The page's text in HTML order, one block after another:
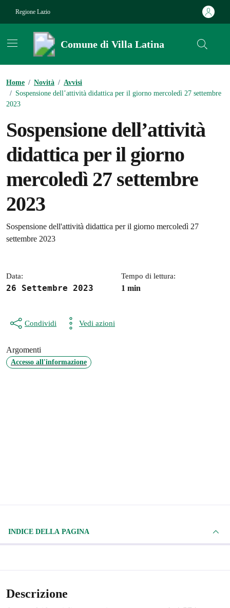
Regione Lazio
Comune di Villa Latina
Home / Novità / Avvisi
/ Sospensione dell’attività didattica per il giorno mercoledì 27 settembre
2023
Sospensione dell’attività
didattica per il giorno
mercoledì 27 settembre
2023
Dettagli della notizia
Sospensione dell'attività didattica per il giorno mercoledì 27
settembre 2023
Data:
26 Settembre 2023
Tempo di lettura:
1 min
Condividi Vedi azioni
Argomenti
Accesso all'informazione
INDICE DELLA PAGINA
Descrizione